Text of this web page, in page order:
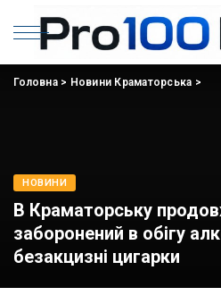
Головна> Новини Краматорська >
НОВИНИ
В Краматорську
заборонений в обігу
безакцизні цигарки